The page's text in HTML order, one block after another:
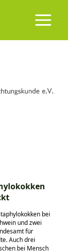
bei
und zwei
für
Auch drei
bei Mensch